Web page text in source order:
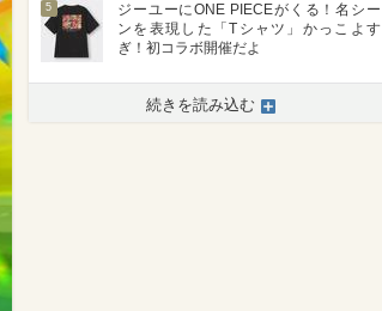
5
ジーユーにONE PIECEがくる！名シー
ンを表現した「Tシャツ」かっこよす
ぎ！初コラボ開催だよ
続きを読み込む